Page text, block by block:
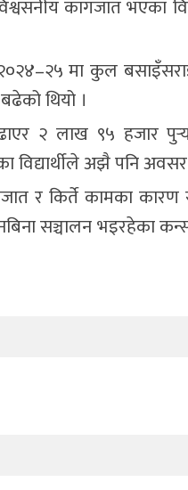
कागजात भएका
। २०२४–२५ मा कुल
थियो ।
२ लाख ९५ हजार
विद्यार्थीले अझै पनि
र किर्ते कामका कारण
सञ्चालन भइरहेका